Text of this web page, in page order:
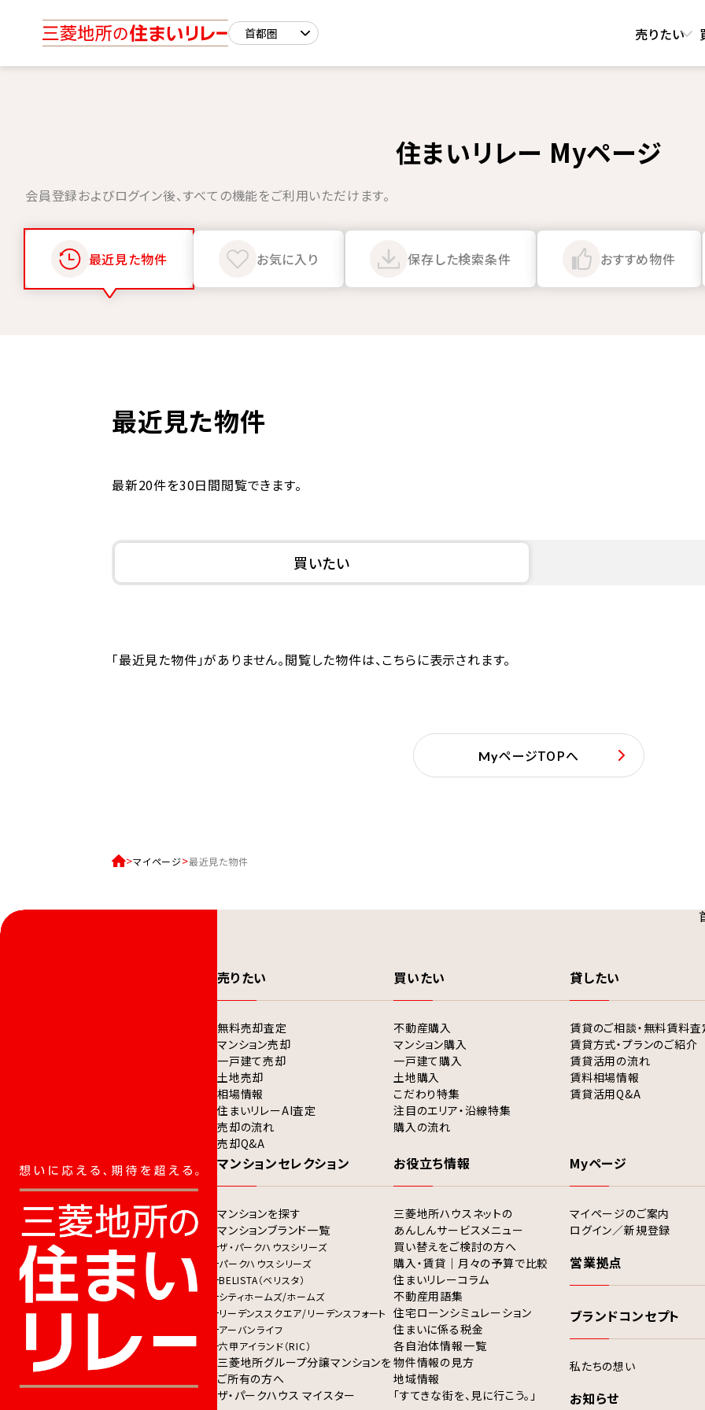
売りたい
住まいリレー Myページ
会員登録およびログイン後、すべての機能をご利用いただけます。
最近見た物件 お気に入り 保存した検索条件 おすすめ物件
最近見た物件
最新20件を30日間閲覧できます。
買いたい
「最近見た物件」がありません。閲覧した物件は、こちらに表示されます。
MyページTOPへ
マイページ 最近見た物件
売りたい
無料売却査定
マンション売却
一戸建て売却
土地売却
相場情報
住まいリレーAI査定
売却の流れ
売却Q&A
買いたい
不動産購入
マンション購入
一戸建て購入
土地購入
こだわり特集
注目のエリア・沿線特集
購入の流れ
貸したい
賃貸のご相談・無料賃料査
賃貸方式・プランのご紹介
賃貸活用の流れ
賃料相場情報
賃貸活用Q&A
マンションセレクション
マンションを探す
マンションブランド一覧
ザ・パークハウスシリーズ
パークハウスシリーズ
BELISTA（ベリスタ）
シティホームズ/ホームズ
リーデンススクエア/リーデンスフォート
アーバンライフ
六甲アイランド（RIC）
三菱地所グループ分譲マンションを
ご所有の方へ
ザ・パークハウス マイスター
お役立ち情報
三菱地所ハウスネットの
あんしんサービスメニュー
買い替えをご検討の方へ
購入・賃貸｜月々の予算で比較
住まいリレーコラム
不動産用語集
住宅ローンシミュレーション
住まいに係る税金
各自治体情報一覧
物件情報の見方
地域情報
「すてきな街を、見に行こう。」
Myページ
マイページのご案内
ログイン／新規登録
営業拠点
ブランドコンセプト
私たちの想い
お知らせ